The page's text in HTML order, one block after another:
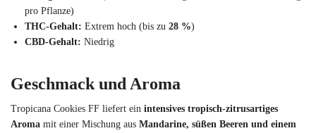
pro Pflanze)
THC-Gehalt: Extrem hoch (bis zu 28 %)
CBD-Gehalt: Niedrig
Geschmack und Aroma
Tropicana Cookies FF liefert ein intensives tropisch-zitrusartiges
Aroma mit einer Mischung aus Mandarine, süßen Beeren und einem